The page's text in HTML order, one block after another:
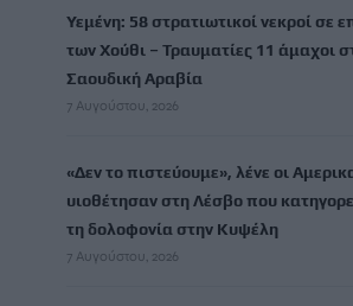
Υεμένη: 58 στρατιωτικοί νεκροί σε
των Χούθι – Τραυματίες 11 άμαχοι
Σαουδική Αραβία
7 Αυγούστου, 2026
«Δεν το πιστεύουμε», λένε οι
υιοθέτησαν στη Λέσβο που
τη δολοφονία στην Κυψέλη
7 Αυγούστου, 2026